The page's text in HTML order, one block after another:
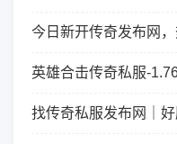
今日新开传奇发布网
英雄合击传奇私服-
找传奇私服发布网｜